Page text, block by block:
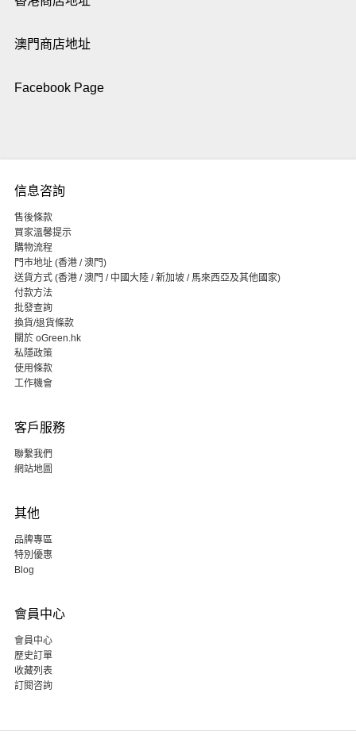
澳門商店地址
Facebook Page
信息咨詢
售後條款
買家溫馨提示
購物流程
門市地址 (香港 / 澳門)
送貨方式 (香港 / 澳門 / 中國大陸 / 新加坡 / 馬來西亞及其他國家)
付款方法
批發查詢
換貨/退貨條款
關於 oGreen.hk
私隱政策
使用條款
工作機會
客戶服務
聯繫我們
網站地圖
其他
品牌專區
特別優惠
Blog
會員中心
會員中心
歷史訂單
收藏列表
訂閱咨詢